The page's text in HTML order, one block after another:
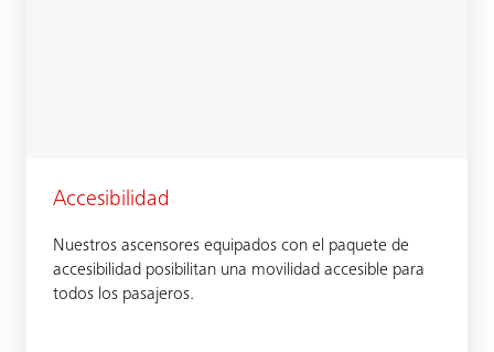
Accesibilidad
Nuestros ascensores equipados con el paquete de
accesibilidad posibilitan una movilidad accesible para
todos los pasajeros.